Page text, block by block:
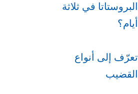
البروستاتا في ثلاثة
أيام؟
تعرّف إلى أنواع
القضيب